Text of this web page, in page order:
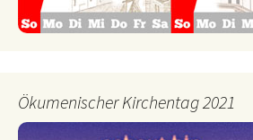
Ökumenischer Kirchentag 2021